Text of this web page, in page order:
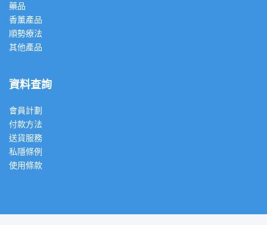
藥品
香薰產品
順勢療法
其他產品
資料查詢
會員計劃
付款方法
送貨服務
私隱條例
使用條款